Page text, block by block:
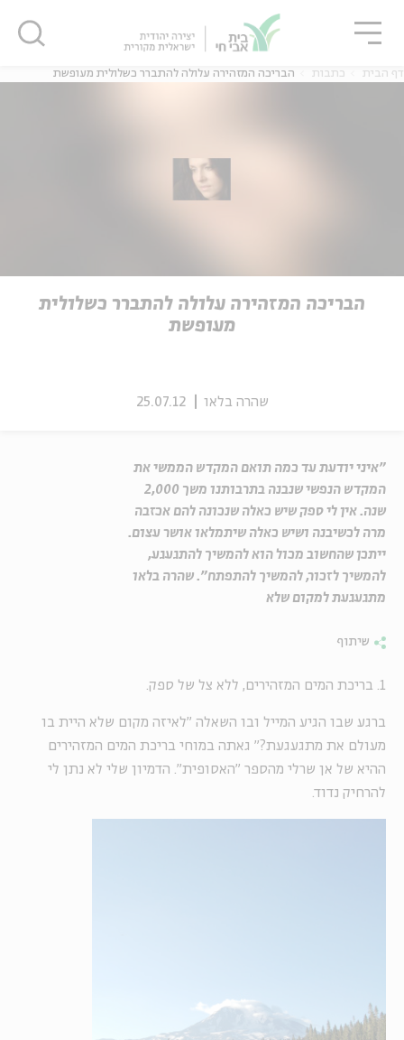
אנגלית
דף הבית כתבות הבריכה המזהירה עלולה להתברר כשלולית מעופשת
הבריכה המזהירה עלולה להתברר כשלולית
מעופשת
שהרה בלאו 25.07.12
"איני יודעת עד כמה תואם המקדש הממשי את
המקדש הנפשי שנבנה בתרבותנו משך 2,000
שנה. אין לי ספק שיש כאלה שנכונה להם אכזבה
מרה לכשיבנה ושיש כאלה שיתמלאו אושר עצום.
ייתכן שהחשוב מכול הוא להמשיך להתגעגע,
להמשיך לזכור, להמשיך להתפתח". שהרה בלאו
מתגעגעת למקום שלא
שיתוף
1. בריכת המים המזהירים, ללא צל של ספק.
ברגע שבו הגיע המייל ובו השאלה "לאיזה מקום שלא היית בו
מעולם את מתגעגעת?" גאתה במוחי בריכת המים המזהירים
ההיא של אן שרלי מהספר "האסופית". הדמיון שלי לא נתן לי
להרחיק נדוד.
סגור